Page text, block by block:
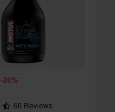
-20%
66 Reviews